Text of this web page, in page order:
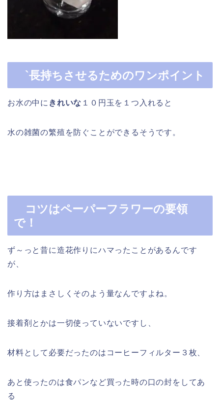
`長持ちさせるためのワンポイント
お水の中に きれいな １０円玉を１つ入れると
水の雑菌の繁殖を防ぐことができるそうです。
コツはペーパーフラワーの要領
で！
ず～っと昔に造花作りにハマったことがあるんです
が、
作り方はまさしくそのよう量なんですよね。
接着剤とかは一切使っていないですし、
材料として必要だったのはコーヒーフィルター３枚、
あと使ったのは食パンなど買った時の口の封をしてあ
る